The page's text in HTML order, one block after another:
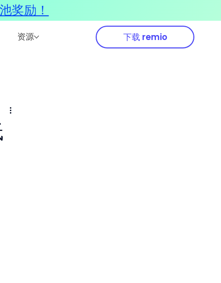
资源 下载 remio
奖励！